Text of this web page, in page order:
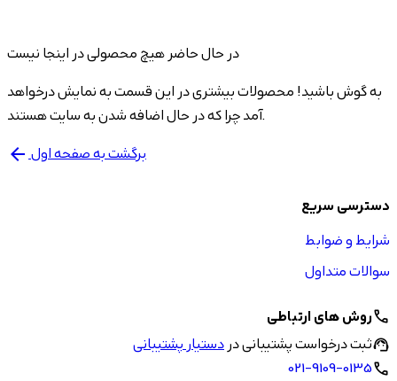
در حال حاضر هیچ محصولی در اینجا نیست
به گوش باشید! محصولات بیشتری در این قسمت به نمایش درخواهد
آمد چرا که در حال اضافه شدن به سایت هستند.
arrow_back برگشت به صفحه اول
دسترسی سریع
شرایط و ضوابط
سوالات متداول
callروش های ارتباطی
support_agentثبت درخواست پشتیبانی دردستیار پشتیبانی
call
021-9109-0135